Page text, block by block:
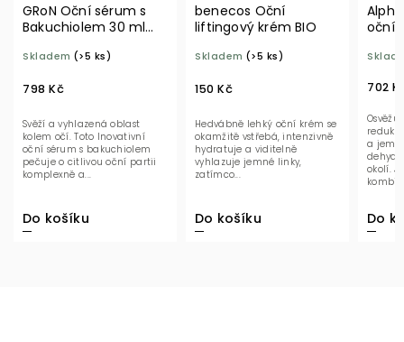
GRoN Oční sérum s
Bakuchiolem 30 ml
Skladem (>5 ks)
798 Kč
Do košíku
Svěží a vyhlazená oblast
kolem očí. Toto Inovativní
oční sérum s bakuchiolem
pečuje o citlivou oční partii
komplexně a...
benecos Oční
liftingový krém BIO
Skladem (>5 ks)
150 Kč
Do košíku
Hedvábně lehký oční krém se
okamžitě vstřebá, intenzivně
hydratuje a viditelně
vyhlazuje jemné linky,
zatímco...
oční
702
Do
a
okolí.